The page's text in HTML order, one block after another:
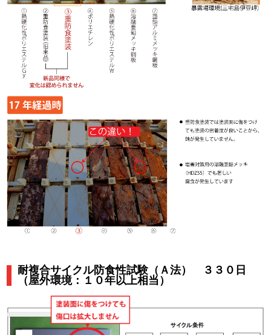
耐複合サイクル防食性試験（Ａ法） ３３０日
（屋外環境：１０年以上相当）